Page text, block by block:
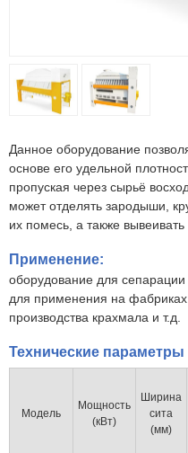
Данное оборудование
основе его удельной
пропуская через сырьё
может отделять зародыши,
их помесь, а также вывеивать
Применение:
оборудование для
для применения на
производства крахмала и т.д.
Технические параметры
Модель
Мощность
(кВт)
Ширина
сита
(мм)